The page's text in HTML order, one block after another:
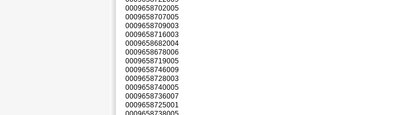
0009658702005
0009658707005
0009658709003
0009658716003
0009658682004
0009658678006
0009658719005
0009658746009
0009658728003
0009658740005
0009658736007
0009658725001